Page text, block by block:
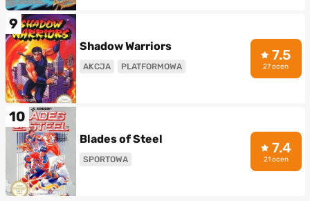
9
Shadow Warriors
AKCJA PLATFORMOWA
7.5
27 ocen
10
Blades of Steel
SPORTOWA
7.4
21 ocen